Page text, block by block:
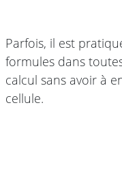
Parfois, il est
formules dans
calcul sans avoir à
cellule.